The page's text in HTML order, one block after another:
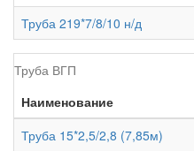
Труба 219*7/8/10 н/д
Труба ВГП
Наименование
Труба 15*2,5/2,8 (7,85м)